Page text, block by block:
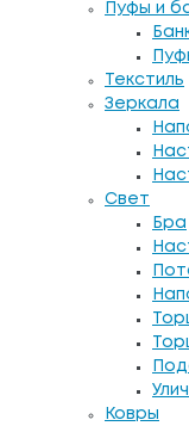
Пуфы и
Текстиль
Зеркала
Свет
Бра
Ковры